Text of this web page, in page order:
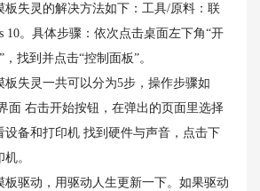
失灵的解决方法如下：工具/原料：联
10。具体步骤：依次点击桌面左下角“开
找到并点击“控制面板”。
失灵一共可以分为5步，操作步骤如
面 右击开始按钮，在弹出的页面里选择
设备和打印机 找到硬件与声音，点击下
。
驱动，用驱动人生更新一下。如果驱动